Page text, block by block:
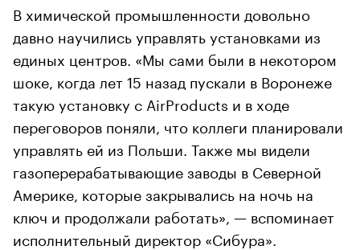
В химической промышленности довольно
давно научились управлять установками из
единых центров. «Мы сами были в некотором
шоке, когда лет 15 назад пускали в Воронеже
такую установку с AirProducts и в ходе
переговоров поняли, что коллеги планировали
управлять ей из Польши. Также мы видели
газоперерабатывающие заводы в Северной
Америке, которые закрывались на ночь на
ключ и продолжали работать», — вспоминает
исполнительный директор «Сибура».